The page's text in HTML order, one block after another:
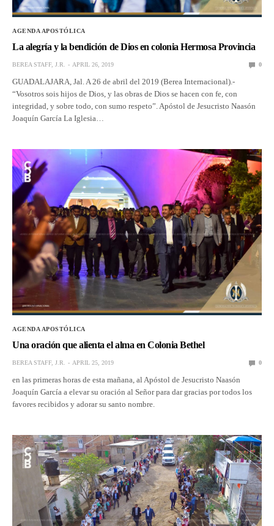
AGENDA APOSTÓLICA
La alegría y la bendición de Dios en colonia Hermosa Provincia
BEREA STAFF, J.R. APRIL 26, 2019 0
GUADALAJARA, Jal. A 26 de abril del 2019 (Berea Internacional).-
“Vosotros sois hijos de Dios, y las obras de Dios se hacen con fe, con
integridad, y sobre todo, con sumo respeto”. Apóstol de Jesucristo Naasón
Joaquín García La Iglesia…
AGENDA APOSTÓLICA
Una oración que alienta el alma en Colonia Bethel
BEREA STAFF, J.R. APRIL 25, 2019 0
en las primeras horas de esta mañana, al Apóstol de Jesucristo Naasón
Joaquín García a elevar su oración al Señor para dar gracias por todos los
favores recibidos y adorar su santo nombre.